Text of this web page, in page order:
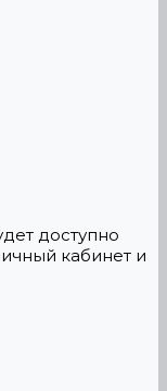
доступно
кабинет и